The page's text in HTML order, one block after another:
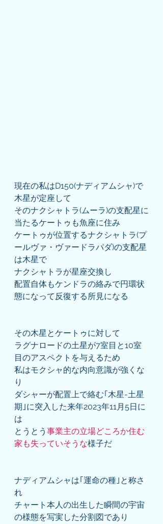
現在の私はD150(ナディアムシャ)で
木星が定座して
そのナクシャトラ(ムーラ)の支配星に
当たるケートゥも魚座に住み
ケートゥが位置するナクシャトラ(プ
ールヴァ・ヴァードラパダ)の支配星
は木星で
ナクシャトラが星座交換し
配置自体もケンドラの絡みで円環状
態になって反復する所見になる
その木星とケートゥに対して
ラグナロードの土星が7室目と10室
目のアスペクトを与えるため
私はモクシャ的な内向意識が強くな
り
ダシャーが配置上で絡む｢木星-土星
期｣に突入した来年2023年11月5日に
は
とうとう 事業主の立場どころか住む
家も失っていそうな様子だ
ナディアムシャは｢運命の種｣と称さ
れ
チャート本人の出生した瞬間の宇宙
の様態を写実した分割図であり